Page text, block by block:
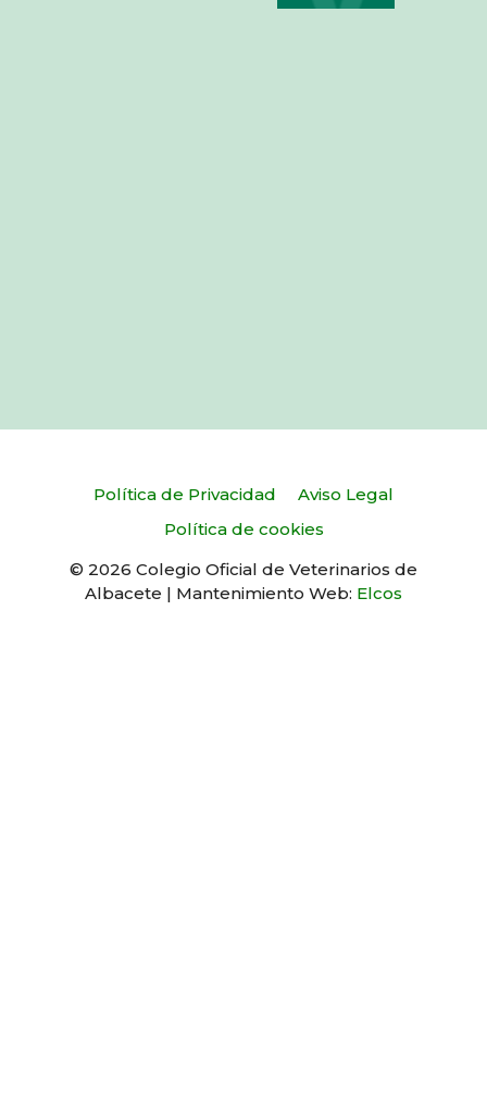
Política de Privacidad
Aviso Legal
Política de cookies
© 2026 Colegio Oficial de Veterinarios de
Albacete | Mantenimiento Web: Elcos